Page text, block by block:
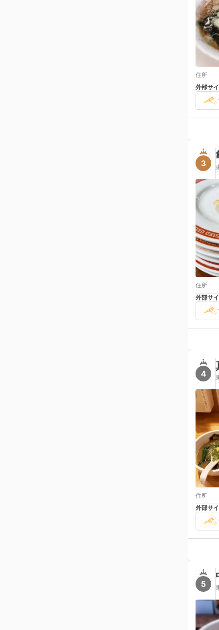
住所
外部サ
3
住所
外部サ
4
住所
外部サ
5